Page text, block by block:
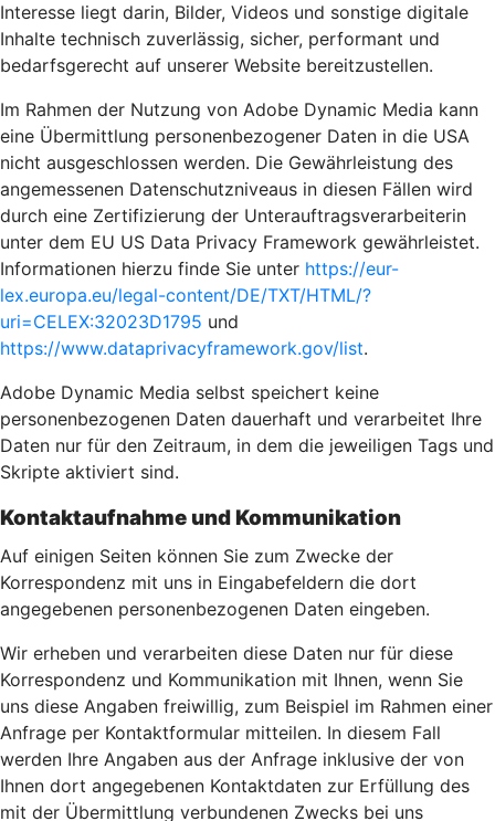
Interesse liegt darin, Bilder, Videos und sonstige digitale
Inhalte technisch zuverlässig, sicher, performant und
bedarfsgerecht auf unserer Website bereitzustellen.
Im Rahmen der Nutzung von Adobe Dynamic Media kann
eine Übermittlung personenbezogener Daten in die USA
nicht ausgeschlossen werden. Die Gewährleistung des
angemessenen Datenschutzniveaus in diesen Fällen wird
durch eine Zertifizierung der Unterauftragsverarbeiterin
unter dem EU US Data Privacy Framework gewährleistet.
Informationen hierzu finde Sie unter https://eur-
lex.europa.eu/legal-content/DE/TXT/HTML/?
uri=CELEX:32023D1795 und
https://www.dataprivacyframework.gov/list.
Adobe Dynamic Media selbst speichert keine
personenbezogenen Daten dauerhaft und verarbeitet Ihre
Daten nur für den Zeitraum, in dem die jeweiligen Tags und
Skripte aktiviert sind.
Kontaktaufnahme und Kommunikation
Auf einigen Seiten können Sie zum Zwecke der
Korrespondenz mit uns in Eingabefeldern die dort
angegebenen personenbezogenen Daten eingeben.
Wir erheben und verarbeiten diese Daten nur für diese
Korrespondenz und Kommunikation mit Ihnen, wenn Sie
uns diese Angaben freiwillig, zum Beispiel im Rahmen einer
Anfrage per Kontaktformular mitteilen. In diesem Fall
werden Ihre Angaben aus der Anfrage inklusive der von
Ihnen dort angegebenen Kontaktdaten zur Erfüllung des
mit der Übermittlung verbundenen Zwecks bei uns